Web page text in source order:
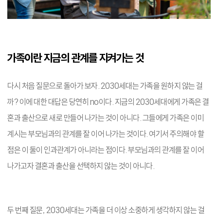
가족이란 지금의 관계를 지켜가는 것
다시 처음 질문으로 돌아가 보자. 2030세대는 가족을 원하지 않는 걸
까? 이에 대한 대답은 당연히 no이다. 지금의 2030세대에게 가족은 결
혼과 출산으로 새로 만들어 나가는 것이 아니다. 그들에게 가족은 이미
계시는 부모님과의 관계를 잘 이어 나가는 것이다. 여기서 주의해야 할
점은 이 둘이 인과관계가 아니라는 점이다. 부모님과의 관계를 잘 이어
나가고자 결혼과 출산을 선택하지 않는 것이 아니다.
두 번째 질문, 2030세대는 가족을 더 이상 소중하게 생각하지 않는 걸